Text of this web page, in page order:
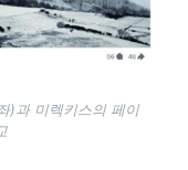
)과 미렉키스의 페이